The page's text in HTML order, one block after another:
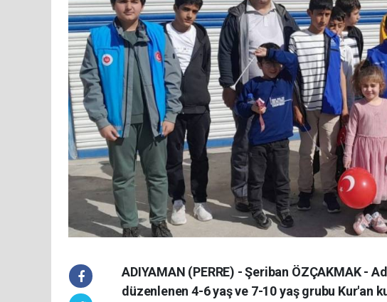
ADIYAMAN (PERRE) - Şeriban ÖZÇAKMAK -
düzenlenen 4-6 yaş ve 7-10 yaş grubu Kur'an